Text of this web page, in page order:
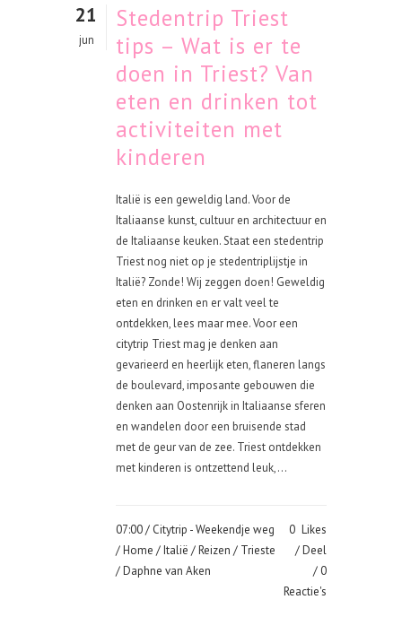
21
jun
Stedentrip Triest
tips – Wat is er te
doen in Triest? Van
eten en drinken tot
activiteiten met
kinderen
Italië is een geweldig land. Voor de
Italiaanse kunst, cultuur en architectuur en
de Italiaanse keuken. Staat een stedentrip
Triest nog niet op je stedentriplijstje in
Italië? Zonde! Wij zeggen doen! Geweldig
eten en drinken en er valt veel te
ontdekken, lees maar mee. Voor een
citytrip Triest mag je denken aan
gevarieerd en heerlijk eten, flaneren langs
de boulevard, imposante gebouwen die
denken aan Oostenrijk in Italiaanse sferen
en wandelen door een bruisende stad
met de geur van de zee. Triest ontdekken
met kinderen is ontzettend leuk,...
07:00 / Citytrip - Weekendje weg
/Home /Italië /Reizen / Trieste
/ Daphne van Aken
0 Likes
Deel
0
Reactie's